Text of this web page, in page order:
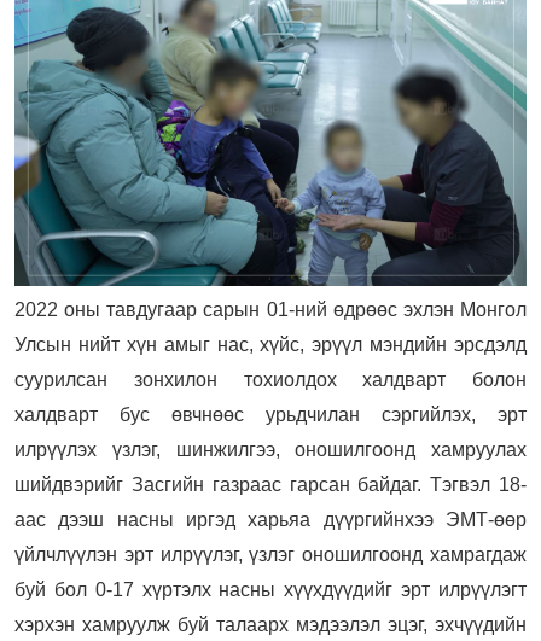
2022 оны тавдугаар сарын 01-ний өдрөөс эхлэн Монгол
Улсын нийт хүн амыг нас, хүйс, эрүүл мэндийн эрсдэлд
суурилсан зонхилон тохиолдох халдварт болон
халдварт бус өвчнөөс урьдчилан сэргийлэх, эрт
илрүүлэх үзлэг, шинжилгээ, оношилгоонд хамруулах
шийдвэрийг Засгийн газраас гарсан байдаг. Тэгвэл 18-
аас дээш насны иргэд харьяа дүүргийнхээ ЭМТ-өөр
үйлчлүүлэн эрт илрүүлэг, үзлэг оношилгоонд хамрагдаж
буй бол 0-17 хүртэлх насны хүүхдүүдийг эрт илрүүлэгт
хэрхэн хамруулж буй талаарх мэдээлэл эцэг, эхчүүдийн